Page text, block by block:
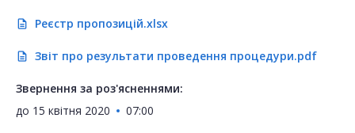
description Реєстр пропозицій.xlsx
description Звіт про результати проведення процедури.pdf
Звернення за роз'ясненнями:
до 15 квітня 2020 07:00